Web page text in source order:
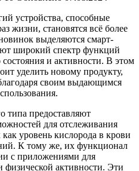
устройства, способные
жизни, становятся всё более
выделяются смарт-
широкий спектр функций
и активности. В этом
уделить новому продукту,
своим выдающимся
типа предоставляют
для отслеживания
уровень кислорода в крови
К тому же, их функционал
с приложениями для
физической активности. Эти